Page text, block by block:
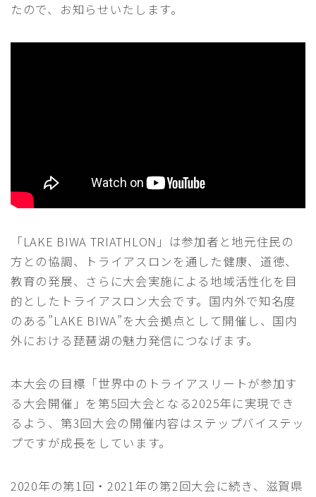
RACE COURSE GUIDE
SPECIAL スペシャル
応援ガイド｜Cheering Guide
おもてなしプレゼント
SUSTAINABLE｜サステナブルへの取り組み
REPORT 過去大会情報
CONTACT お問い合わせ
メディア関係者の皆さまへ［取材申請］
ENGLISH
たので、お知らせいたします。
「LAKE BIWA TRIATHLON」は参加者と地元住民の
方との協調、トライアスロンを通した健康、道徳、
教育の発展、さらに大会実施による地域活性化を目
的としたトライアスロン大会です。国内外で知名度
のある”LAKE BIWA”を大会拠点として開催し、国内
外における琵琶湖の魅力発信につなげます。
本大会の目標「世界中のトライアスリートが参加す
る大会開催」を第5回大会となる2025年に実現でき
るよう、第3回大会の開催内容はステップバイステッ
プですが成長をしています。
2020年の第1回・2021年の第2回大会に続き、滋賀県